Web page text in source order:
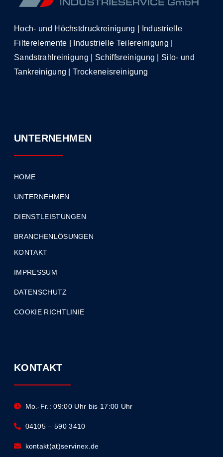
Hoch- und Höchstdruckreinigung | Industrielle
Filterelemente | Industrielle Teilereinigung |
Sandstrahlreinigung | Schiffsreinigung | Silo- und
Tankreinigung | Trockeneisreinigung
UNTERNEHMEN
HOME
UNTERNEHMEN
DIENSTLEISTUNGEN
BRANCHENLÖSUNGEN
KONTAKT
IMPRESSUM
DATENSCHUTZ
COOKIE RICHTLINIE
KONTAKT
Mo.-Fr.: 09:00 Uhr bis 17:00 Uhr
04105 – 590 3410
kontakt(at)servinex.de